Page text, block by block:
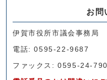
お問
伊賀市役所市議会事務局
電話: 0595-22-9687
ファックス: 0595-24-